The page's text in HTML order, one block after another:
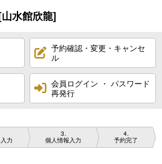
水館欣龍]
予約確認・変更・キャンセ
ル
会員ログイン ・ パスワード
再発行
力
3
個人情報入力
4
予約完了